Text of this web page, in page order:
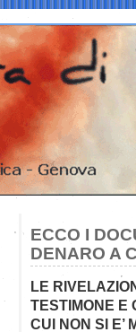
ECCO I
DENARO A
LE
TESTIMONE E
CUI NON SI E’